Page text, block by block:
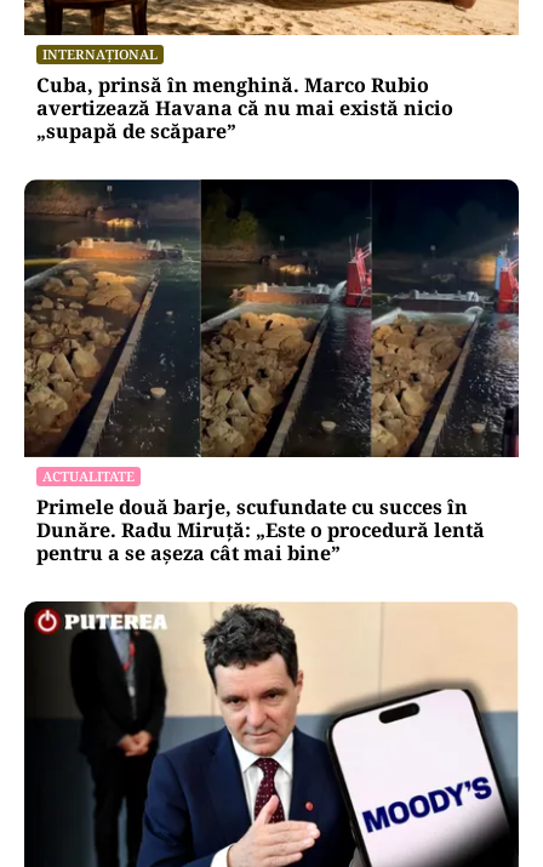
INTERNAȚIONAL
Cuba, prinsă în menghină. Marco Rubio
avertizează Havana că nu mai există nicio
„supapă de scăpare”
ACTUALITATE
Primele două barje, scufundate cu succes în
Dunăre. Radu Miruță: „Este o procedură lentă
pentru a se așeza cât mai bine”